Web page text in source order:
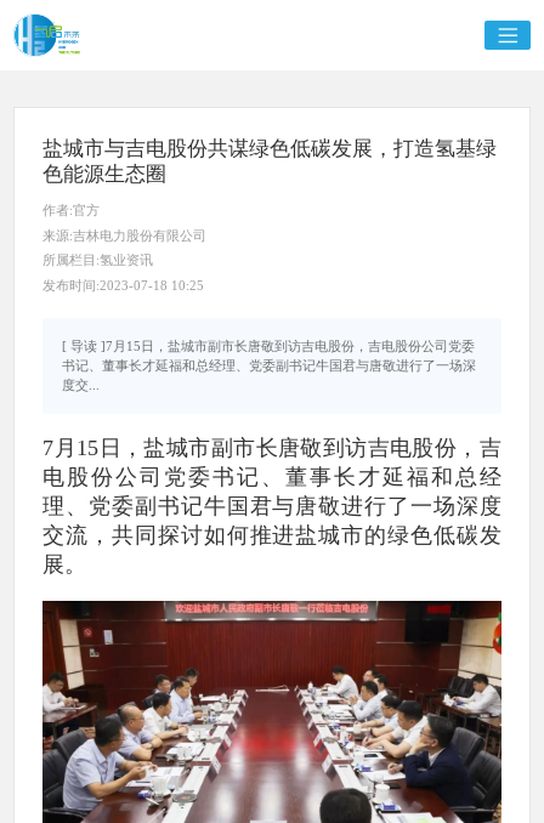
盐城市与吉电股份共谋绿色低碳发展，打造氢基绿
色能源生态圈
作者:官方
来源:吉林电力股份有限公司
所属栏目:氢业资讯
发布时间:2023-07-18 10:25
[ 导读 ]7月15日，盐城市副市长唐敬到访吉电股份，吉电股份公司党委
书记、董事长才延福和总经理、党委副书记牛国君与唐敬进行了一场深
度交...
7月15日，盐城市副市长唐敬到访吉电股份，吉
电股份公司党委书记、董事长才延福和总经
理、党委副书记牛国君与唐敬进行了一场深度
交流，共同探讨如何推进盐城市的绿色低碳发
展。